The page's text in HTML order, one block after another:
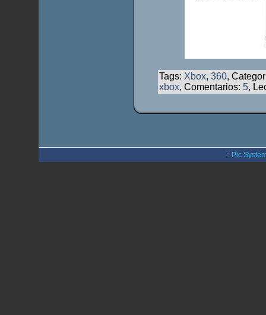
Tags: Xbox, 360,
xbox, Comentarios: 5,
:: Pic